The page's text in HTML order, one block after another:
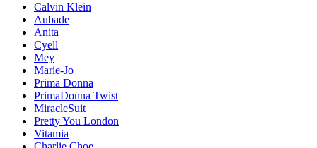
Calvin Klein
Aubade
Anita
Cyell
Mey
Marie-Jo
Prima Donna
PrimaDonna Twist
MiracleSuit
Pretty You London
Vitamia